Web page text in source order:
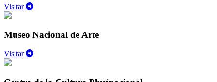
Visitar
Museo Nacional de Arte
Visitar